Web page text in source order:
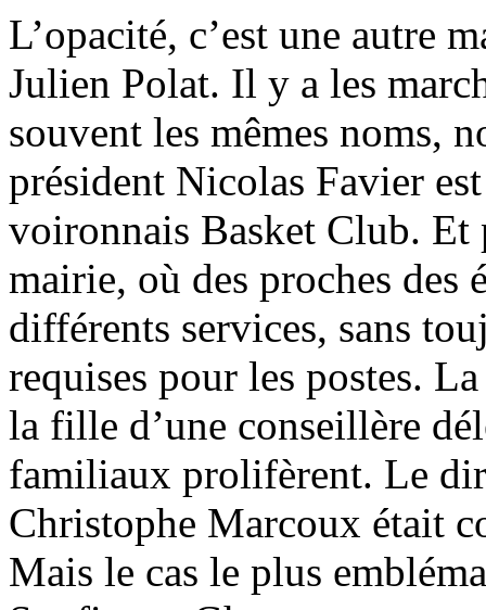
L’opacité, c’est une autre
Julien Polat. Il y a les
souvent les mêmes noms,
président Nicolas Favier
voironnais Basket Club. Et
mairie, où des proches des
différents services, sans
requises pour les postes.
la fille d’une conseillère
familiaux prolifèrent. Le
Christophe Marcoux était
Mais le cas le plus